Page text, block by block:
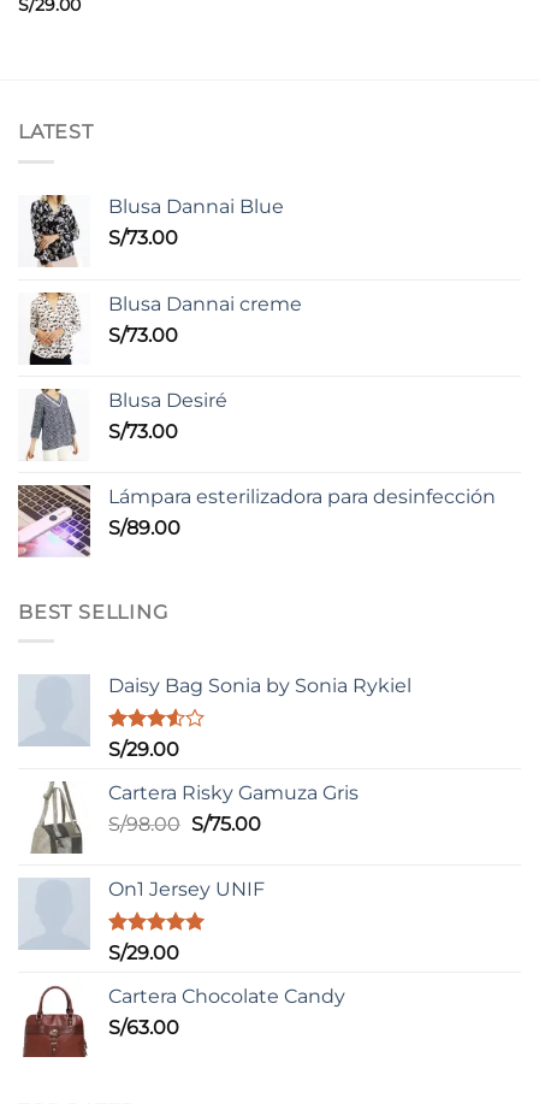
Valorado
S/29.00
LATEST
Blusa Dannai Blue
S/73.00
Blusa Dannai creme
S/73.00
Blusa Desiré
S/73.00
Lámpara esterilizadora para desinfección
S/89.00
BEST SELLING
Daisy Bag Sonia by Sonia Rykiel
Valorado
3.50de
5
S/29.00
Cartera Risky Gamuza Gris
S/98.00 El
era:
S/98.00.
S/75.00El
On1 Jersey UNIF
Valorado
de 5
S/29.00
Cartera Chocolate Candy
S/63.00